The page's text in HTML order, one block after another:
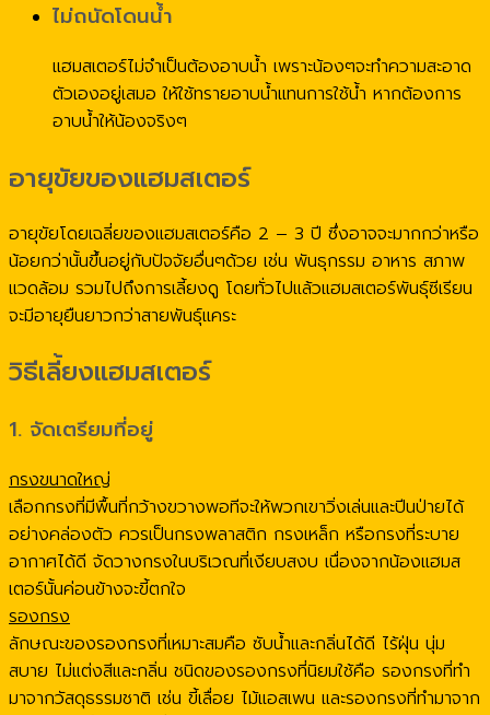
ไม่ถนัดโดนน้ำ
แฮมสเตอร์ไม่จำเป็นต้องอาบน้ำ เพราะน้องๆจะทำความสะอาด
ตัวเองอยู่เสมอ ให้ใช้ทรายอาบน้ำแทนการใช้น้ำ หากต้องการ
อาบน้ำให้น้องจริงๆ
อายุขัยของแฮมสเตอร์
อายุขัยโดยเฉลี่ยของแฮมสเตอร์คือ 2 – 3 ปี ซึ่งอาจจะมากกว่าหรือ
น้อยกว่านั้นขึ้นอยู่กับปัจจัยอื่นๆด้วย เช่น พันธุกรรม อาหาร สภาพ
แวดล้อม รวมไปถึงการเลี้ยงดู โดยทั่วไปแล้วแฮมสเตอร์พันธุ์ซีเรียน
จะมีอายุยืนยาวกว่าสายพันธุ์แคระ
วิธีเลี้ยงแฮมสเตอร์
1. จัดเตรียมที่อยู่
กรงขนาดใหญ่
เลือกกรงที่มีพื้นที่กว้างขวางพอทีจะให้พวกเขาวิ่งเล่นและปีนป่ายได้
อย่างคล่องตัว ควรเป็นกรงพลาสติก กรงเหล็ก หรือกรงที่ระบาย
อากาศได้ดี จัดวางกรงในบริเวณที่เงียบสงบ เนื่องจากน้องแฮมส
เตอร์นั้นค่อนข้างจะขี้ตกใจ
รองกรง
ลักษณะของรองกรงที่เหมาะสมคือ ซับน้ำและกลิ่นได้ดี ไร้ฝุ่น นุ่ม
สบาย ไม่แต่งสีและกลิ่น ชนิดของรองกรงที่นิยมใช้คือ รองกรงที่ทำ
มาจากวัสดุธรรมชาติ เช่น ขี้เลื่อย ไม้แอสเพน และรองกรงที่ทำมาจาก